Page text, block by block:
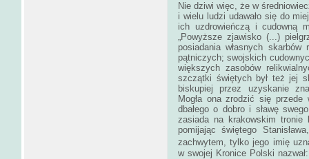
Nie dziwi więc, że w
i wielu ludzi udawało się do
ich uzdrowieńczą i cudowną
„Powyższe zjawisko (...)
posiadania własnych
pątniczych; swojskich
większych zasobów
szczątki świętych był też jej
biskupiej przez uzyskanie
Mogła ona zrodzić się
dbałego o dobro i sławę
zasiada na krakowskim tronie
pomijając świętego
zachwytem, tylko jego imię
w swojej Kronice Polski